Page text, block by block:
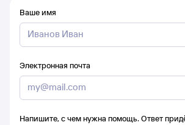
Ваше имя
Электронная почта
Напишите, с чем нужна помощь. Ответ